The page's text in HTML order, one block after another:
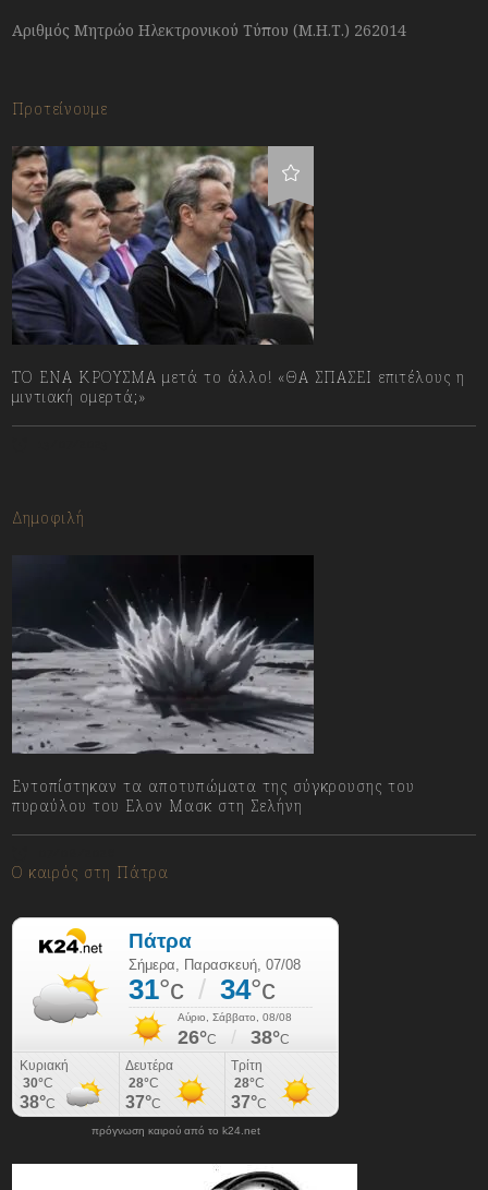
Αριθμός Μητρώο Ηλεκτρονικού Τύπου (Μ.Η.Τ.) 262014
Προτείνουμε
ΤΟ ΕΝΑ ΚΡΟΥΣΜΑ μετά το άλλο! «ΘΑ ΣΠΑΣΕΙ επιτέλους η
μιντιακή ομερτά;»
Δημοφιλή
Εντοπίστηκαν τα αποτυπώματα της σύγκρουσης του
πυραύλου του Ελον Μασκ στη Σελήνη
Ο καιρός στη Πάτρα
πρόγνωση καιρού από το k24.net